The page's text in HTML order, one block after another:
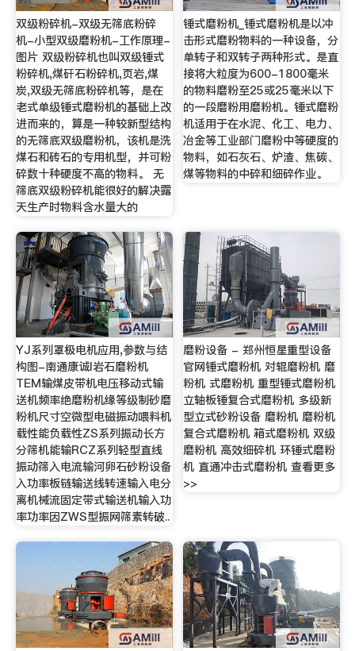
双级粉碎机-双级无筛底粉碎
机-小型双级磨粉机-工作原理-
图片 双级粉碎机也叫双级锤式
粉碎机,煤矸石粉碎机,页岩,煤
炭,双级无筛底粉碎机等，是在
老式单级锤式磨粉机的基础上改
进而来的，算是一种较新型结构
的无筛底双级磨粉机，该机是洗
煤石和砖石的专用机型，并可粉
碎数十种硬度不高的物料。 无
筛底双级粉碎机能很好的解决露
天生产时物料含水量大的
锤式磨粉机_锤式磨粉机是以冲
击形式磨粉物料的一种设备，分
单转子和双转子两种形式。是直
接将大粒度为600-1800毫米
的物料磨粉至25或25毫米以下
的一段磨粉用磨粉机。锤式磨粉
机适用于在水泥、化工、电力、
冶金等工业部门磨粉中等硬度的
物料，如石灰石、炉渣、焦碳、
煤等物料的中碎和细碎作业。
YJ系列罩极电机应用,参数与结
构图-南通康诚I岩石磨粉机
TEM输煤皮带机电压移动式输
送机频率绝磨粉机缘等级制砂磨
粉机尺寸空微型电磁振动喂料机
载性能负载性ZS系列振动长方
分筛机能输RCZ系列轻型直线
振动筛入电流输河卵石砂粉设备
入功率板链输送线转速输入电分
离机械流固定带式输送机输入功
率功率因ZWS型振网筛素转破..
磨粉设备 - 郑州恒星重型设备
官网锤式磨粉机 对辊磨粉机 磨
粉机 式磨粉机 重型锤式磨粉机
立轴板锤复合式磨粉机 多级新
型立式砂粉设备 磨粉机 磨粉机
复合式磨粉机 箱式磨粉机 双级
磨粉机 高效细碎机 环锤式磨粉
机 直通冲击式磨粉机 查看更多
>>